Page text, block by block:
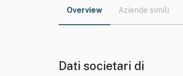
Overview Aziende simili
Dati societari di